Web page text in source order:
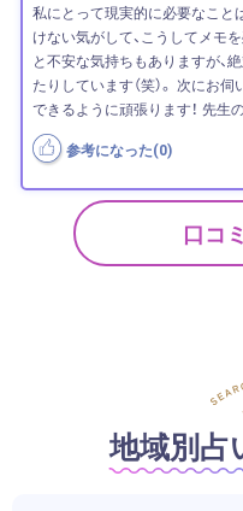
私にとって現実的に必要なこと
けない気がして、こうしてメモ
と不安な気持ちもありますが、
たりしています（笑）。 次にお
できるように頑張ります！ 先生
参考になった(0)
口コ
地域別占